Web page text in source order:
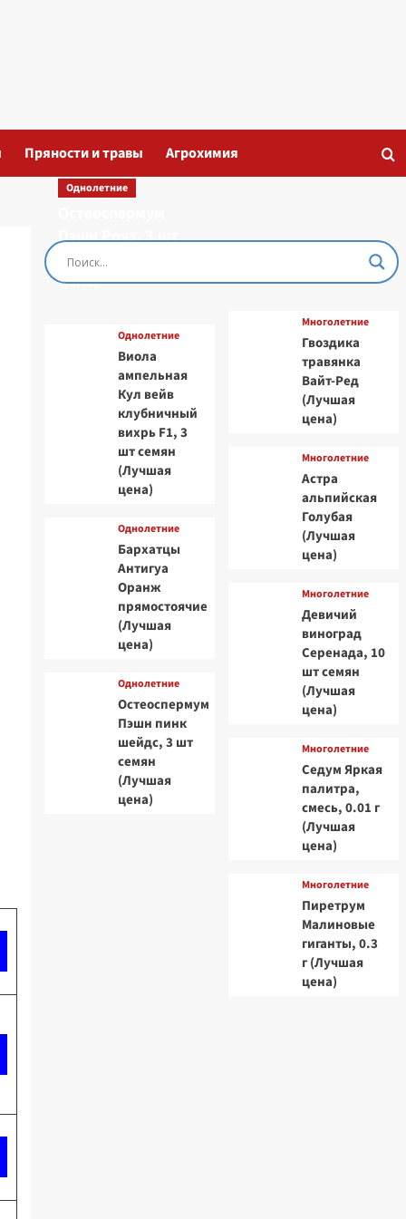
Пряности и травы Агрохимия
Однолетние
Пэшн Роуз, 3 шт
семян (Лучшая
цена)
Однолетние
Виола
ампельная
Кул вейв
клубничный
вихрь F1, 3
шт семян
(Лучшая
цена)
Однолетние
Бархатцы
Антигуа
Оранж
прямостоячие
(Лучшая
цена)
Однолетние
Остеоспермум
Пэшн пинк
шейдс, 3 шт
семян
(Лучшая
цена)
Многолетние
Гвоздика
травянка
Вайт-Ред
(Лучшая
цена)
Многолетние
Астра
альпийская
Голубая
(Лучшая
цена)
Многолетние
Девичий
виноград
Серенада, 10
шт семян
(Лучшая
цена)
Многолетние
Седум Яркая
палитра,
смесь, 0.01 г
(Лучшая
цена)
Многолетние
Пиретрум
Малиновые
гиганты, 0.3
г (Лучшая
цена)